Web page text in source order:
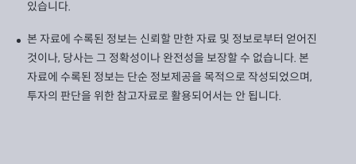
있습니다.
본 자료에 수록된 정보는 신뢰할 만한 자료 및 정보로부터 얻어진
것이나, 당사는 그 정확성이나 완전성을 보장할 수 없습니다. 본
자료에 수록된 정보는 단순 정보제공을 목적으로 작성되었으며,
투자의 판단을 위한 참고자료로 활용되어서는 안 됩니다.